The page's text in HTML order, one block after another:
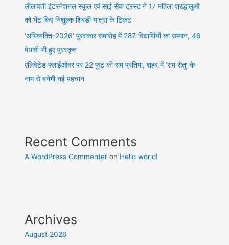
लीलावती इंटरनेशनल स्कूल एवं साईं सेवा ट्रस्ट ने 17 महिला श्रद्धालुओं
को भेंट किए निशुल्क शिरडी यात्रा के टिकट
‘अभिव्यक्ति-2026’ पुरस्कार समारोह में 287 विद्यार्थियों का सम्मान, 46
मेधावी भी हुए पुरस्कृत
एलिवेटेड फ्लाईओवर पर 22 फुट की राम प्रतिमा, शहर में ‘राम सेतु’ के
नाम से बनेगी नई पहचान
Recent Comments
A WordPress Commenter on Hello world!
Archives
August 2026